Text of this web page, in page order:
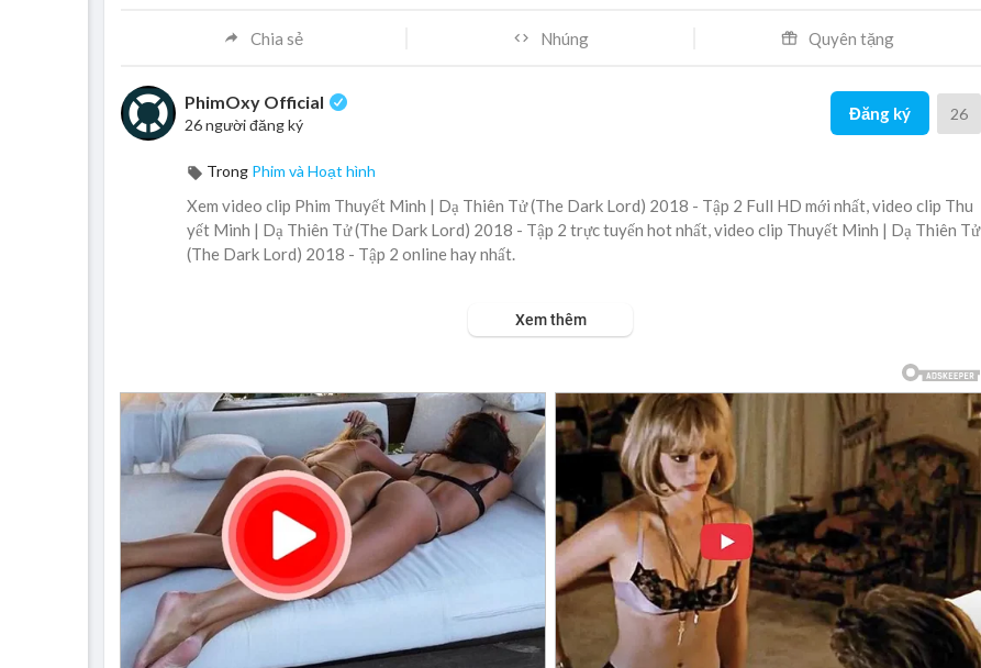
Chia sẻ Nhúng Quyên tặng
PhimOxy Official
26 người đăng ký
Đăng ký 26
Trong Phim và Hoạt hình
Xem video clip Phim Thuyết Minh | Dạ Thiên Tử (The Dark Lord) 2018 - Tập 2 Full HD mới nhất, video clip Thu
yết Minh | Dạ Thiên Tử (The Dark Lord) 2018 - Tập 2 trực tuyến hot nhất, video clip Thuyết Minh | Dạ Thiên Tử
(The Dark Lord) 2018 - Tập 2 online hay nhất.
Xem thêm